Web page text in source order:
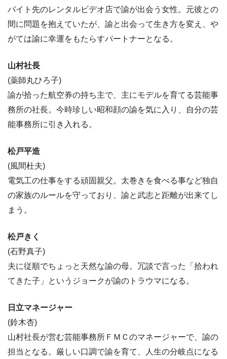
バイト先のレンタルビデオ店で諭が出会う女性。元彼との
間に問題を抱えていたが、諭と出会って生き方を変え、や
がては諭に幸運をもたらすパートナーとなる。
山村社長
(薬師丸ひろ子)
諭が拾った航空券の持ち主で、主にモデルを育てる芸能事
務所の社長。今時珍しい昭和顔の諭を気に入り、自分の芸
能事務所に引き入れる。
松戸平造
(風間杜夫)
電気工の仕事をする頑固親父。太巻きを食べる事など独自
の家族のルールを守っており、諭と武志と距離が出来てし
まう。
松戸きく
(石野真子)
夫に従順でちょっと天然な諭の母。冗談で言った「拾われ
てきた子」というジョークが諭のトラウマになる。
日立マネージャー
(鈴木杏)
山村社長が営む芸能事務所ＦＭＣのマネージャーで、諭の
担当となる。厳しい口調で諭を育て、人生の分岐点になる